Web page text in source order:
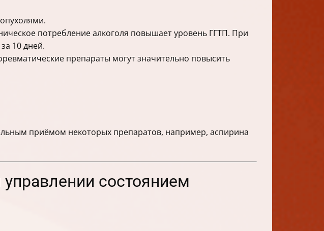
потребление алкоголя повышает уровень ГГТП. При
10 дней.
препараты могут значительно повысить
приёмом некоторых препаратов, например, аспирина
состоянием